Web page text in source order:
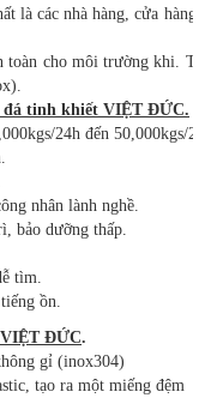
là các nhà hàng, cửa
toàn cho môi trường khi.
đá tinh khiết VIỆT ĐỨC.
24h đến 50,000kgs/24h
nhân lành nghề.
bảo dưỡng thấp.
tìm.
ồn.
VIỆT ĐỨC.
gỉ (inox304)
tạo ra một miếng đệm